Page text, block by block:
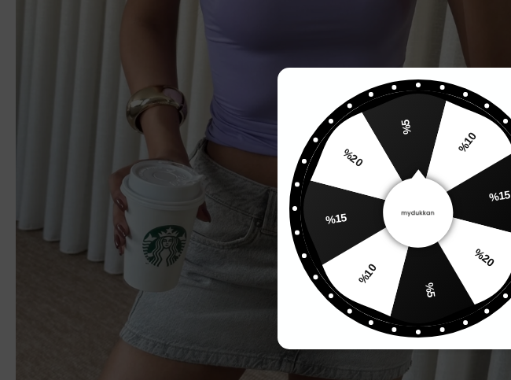
%5
%10
%15
%20
%5
%10
%15
%20